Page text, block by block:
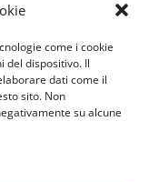
come i cookie
del dispositivo. Il
dati come il
sito. Non
su alcune